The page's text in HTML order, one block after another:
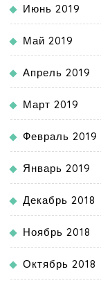
Июнь 2019
Май 2019
Апрель 2019
Март 2019
Февраль 2019
Январь 2019
Декабрь 2018
Ноябрь 2018
Октябрь 2018